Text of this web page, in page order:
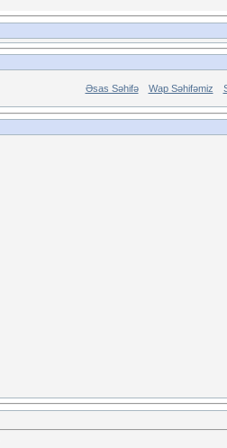
Əsas Səhifə Wap Səhifəmiz